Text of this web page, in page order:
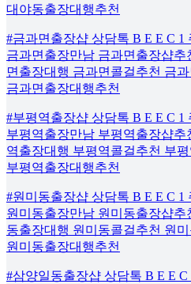
대야동출장대행추천
#금과면출장샵 상담톡 B E E C 1
금과면출장만남 금과면출장샵
면출장대행 금과면콜걸추천 금
금과면출장대행추천
#부평역출장샵 상담톡 B E E C 1
부평역출장만남 부평역출장샵
역출장대행 부평역콜걸추천 부
부평역출장대행추천
#원미동출장샵 상담톡 B E E C 1
원미동출장만남 원미동출장샵추
동출장대행 원미동콜걸추천 원
원미동출장대행추천
#삼양일동출장샵 상담톡 B E E C